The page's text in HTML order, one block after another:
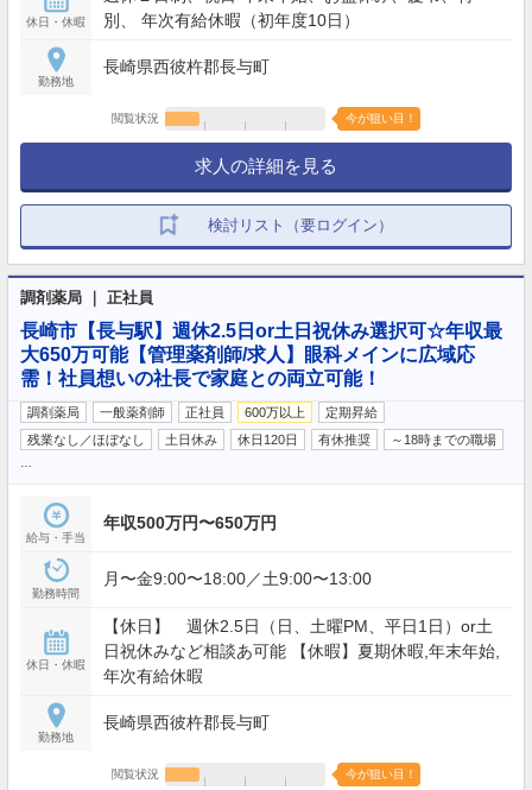
休日・休暇
別、 年次有給休暇（初年度10日）
勤務地
長崎県西彼杵郡長与町
閲覧状況 今が狙い目！
求人の詳細を見る
検討リスト（要ログイン）
調剤薬局 ｜ 正社員
長崎市【長与駅】週休2.5日or土日祝休み選択可☆年収最
大650万可能【管理薬剤師/求人】眼科メインに広域応
需！社員想いの社長で家庭との両立可能！
調剤薬局 一般薬剤師 正社員 600万以上
定期昇給
残業なし／ほぼなし
土日休み 休日120日 有休推奨 ～18時までの職場
給与・手当
年収500万円〜650万円
勤務時間
月〜金9:00〜18:00／土9:00〜13:00
休日・休暇
【休日】 週休2.5日（日、土曜PM、平日1日）or土
日祝休みなど相談あ可能 【休暇】夏期休暇,年末年始,
年次有給休暇
勤務地
長崎県西彼杵郡長与町
閲覧状況 今が狙い目！